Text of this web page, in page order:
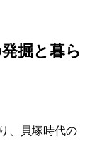
掘と暮ら
、貝塚時代の